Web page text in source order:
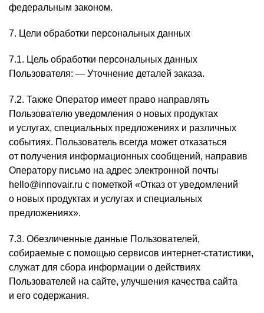
федеральным законом.
7. Цели обработки персональных данных
7.1. Цель обработки персональных данных
Пользователя: — Уточнение деталей заказа.
7.2. Также Оператор имеет право направлять
Пользователю уведомления о новых продуктах
и услугах, специальных предложениях и различных
событиях. Пользователь всегда может отказаться
от получения информационных сообщений, направив
Оператору письмо на адрес электронной почты
hello@innovair.ru с пометкой «Отказ от уведомлений
о новых продуктах и услугах и специальных
предложениях».
7.3. Обезличенные данные Пользователей,
собираемые с помощью сервисов интернет-статистики,
служат для сбора информации о действиях
Пользователей на сайте, улучшения качества сайта
и его содержания.